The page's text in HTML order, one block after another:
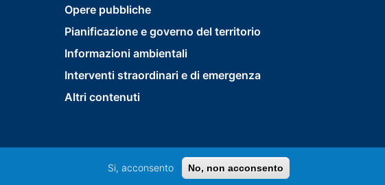
Opere pubbliche
Pianificazione e governo del territorio
Informazioni ambientali
Interventi straordinari e di emergenza
Altri contenuti
Si, acconsento No, non acconsento